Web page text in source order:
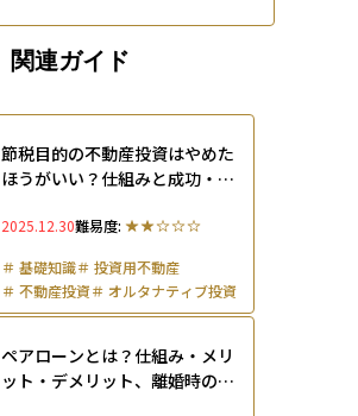
関連ガイド
節税目的の不動産投資はやめた
ほうがいい？仕組みと成功・失
2025.12.30難易度:
＃基礎知識＃投資用不動産
＃不動産投資＃オルタナティブ投資
＃リスク管理
ペアローンとは？仕組み・メリ
ット・デメリット、離婚時のリ